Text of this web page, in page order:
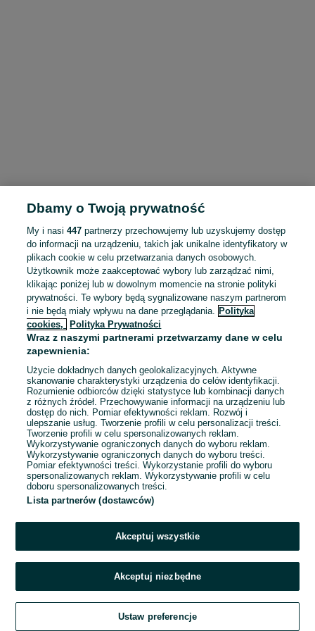
To ogłoszenie nie jest już dostępne
Przejdź na stronę główną
Dbamy o Twoją prywatność
My i nasi447 partnerzy przechowujemy lub uzyskujemy dostęp
do informacji na urządzeniu, takich jak unikalne identyfikatory w
plikach cookie w celu przetwarzania danych osobowych.
Użytkownik może zaakceptować wybory lub zarządzać nimi,
klikając poniżej lub w dowolnym momencie na stronie polityki
prywatności. Te wybory będą sygnalizowane naszym partnerom
i nie będą miały wpływu na dane przeglądania. Polityka
cookies,
Polityka Prywatności
Wraz z naszymi partnerami przetwarzamy dane w celu
zapewnienia:
Użycie dokładnych danych geolokalizacyjnych. Aktywne
skanowanie charakterystyki urządzenia do celów identyfikacji.
Rozumienie odbiorców dzięki statystyce lub kombinacji danych
z różnych źródeł. Przechowywanie informacji na urządzeniu lub
dostęp do nich. Pomiar efektywności reklam. Rozwój i
ulepszanie usług. Tworzenie profili w celu personalizacji treści.
Tworzenie profili w celu spersonalizowanych reklam.
Wykorzystywanie ograniczonych danych do wyboru reklam.
Wykorzystywanie ograniczonych danych do wyboru treści.
Pomiar efektywności treści. Wykorzystanie profili do wyboru
spersonalizowanych reklam. Wykorzystywanie profili w celu
doboru spersonalizowanych treści.
Lista partnerów (dostawców)
Akceptuj wszystkie
Akceptuj niezbędne
Ustaw preferencje